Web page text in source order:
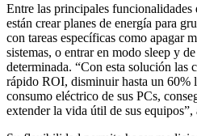
Entre las principales
están crear planes de energía para
con tareas específicas como apagar
sistemas, o entrar en modo sleep y
determinada. “Con esta solución las
rápido ROI, disminuir hasta un 60%
consumo eléctrico de sus PCs,
extender la vida útil de sus